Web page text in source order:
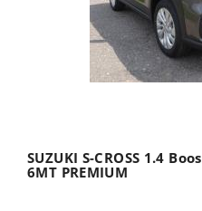
SUZUKI S-CROSS 1.4
6MT PREMIUM